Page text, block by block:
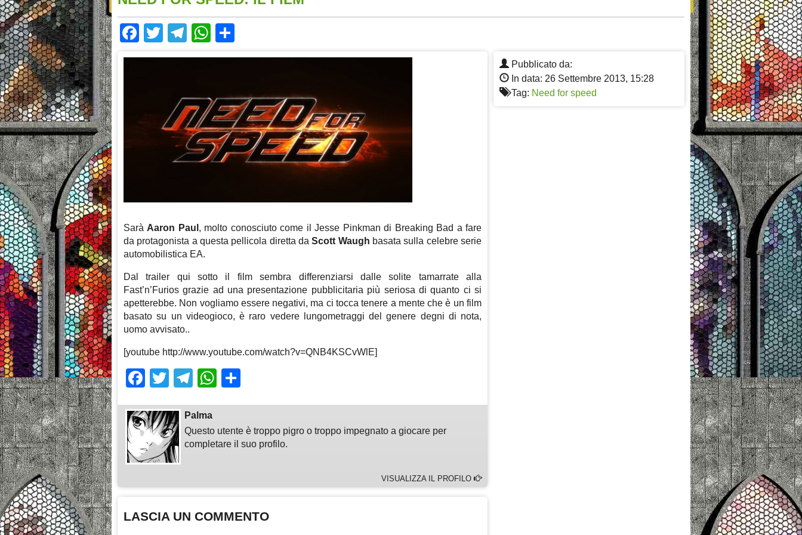
Facebook
TwitterTelegram
WhatsApp
Pubblicato da:
In data: 26 Settembre 2013, 15:28
Tag: Need for speed
Sarà Aaron Paul , molto conosciuto come il Jesse Pinkman di Breaking Bad a fare
da protagonista a questa pellicola diretta daScott Waugh basata sulla celebre serie
automobilistica EA.
Dal trailer qui sotto il film sembra differenziarsi dalle solite tamarrate alla
Fast’n’Furios grazie ad una presentazione pubblicitaria più seriosa di quanto ci si
apetterebbe. Non vogliamo essere negativi, ma ci tocca tenere a mente che è un film
basato su un videogioco, è raro vedere lungometraggi del genere degni di nota,
uomo avvisato..
[youtube http://www.youtube.com/watch?v=QNB4KSCvWlE]
Facebook
TwitterTelegram
WhatsApp
Palma
Questo utente è troppo pigro o troppo impegnato a giocare per
completare il suo profilo.
VISUALIZZA IL PROFILO
LASCIA UN COMMENTO